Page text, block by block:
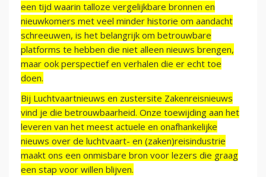
een tijd waarin talloze vergelijkbare bronnen en
nieuwkomers met veel minder historie om aandacht
schreeuwen, is het belangrijk om betrouwbare
platforms te hebben die niet alleen nieuws brengen,
maar ook perspectief en verhalen die er echt toe
doen.
Bij Luchtvaartnieuws en zustersite Zakenreisnieuws
vind je die betrouwbaarheid. Onze toewijding aan het
leveren van het meest actuele en onafhankelijke
nieuws over de luchtvaart- en (zaken)reisindustrie
maakt ons een onmisbare bron voor lezers die graag
een stap voor willen blijven.